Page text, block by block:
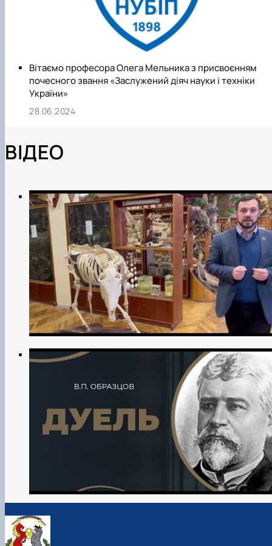
Вітаємо професора Олега Мельника з присвоєнням
почесного звання «Заслужений діяч науки і техніки
України»
28.06.2024
ВІДЕО